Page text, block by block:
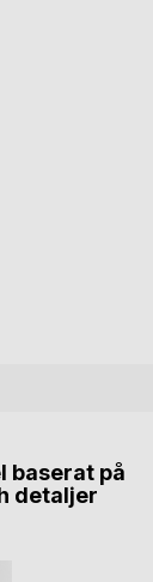
baserat på
detaljer